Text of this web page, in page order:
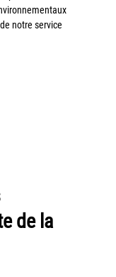
notre service
de la